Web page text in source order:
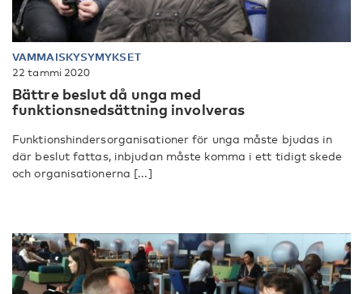
VAMMAISKYSYMYKSET
22 tammi 2020
Bättre beslut då unga med
funktionsnedsättning involveras
Funktionshindersorganisationer för unga måste bjudas in
där beslut fattas, inbjudan måste komma i ett tidigt skede
och organisationerna [...]